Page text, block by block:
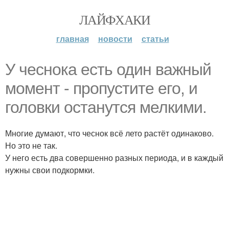
ЛАЙФХАКИ
главная новости статьи
У чеснока есть один важный
момент - пропустите его, и
головки останутся мелкими.
Многие думают, что чеснок всё лето растёт одинаково.
Но это не так.
У него есть два совершенно разных периода, и в каждый
нужны свои подкормки.